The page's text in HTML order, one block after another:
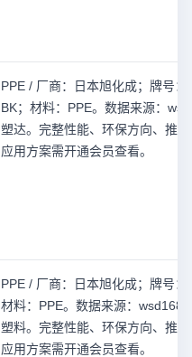
PPE / 厂商：日本旭化成；牌号：
BK；材料：PPE。数据来源：
塑达。完整性能、环保方向、推
应用方案需开通会员查看。
PPE / 厂商：日本旭化成；牌号：
材料：PPE。数据来源：wsd168(
塑料。完整性能、环保方向、推
应用方案需开通会员查看。